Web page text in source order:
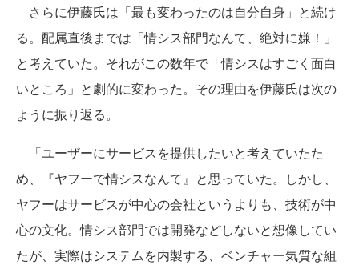
さらに伊藤氏は「最も変わったのは自分自身」と続け
る。配属直後までは「情シス部門なんて、絶対に嫌！」
と考えていた。それがこの数年で「情シスはすごく面白
いところ」と劇的に変わった。その理由を伊藤氏は次の
ように振り返る。
「ユーザーにサービスを提供したいと考えていたた
め、『ヤフーで情シスなんて』と思っていた。しかし、
ヤフーはサービスが中心の会社というよりも、技術が中
心の文化。情シス部門では開発などしないと想像してい
たが、実際はシステムを内製する、ベンチャー気質な組